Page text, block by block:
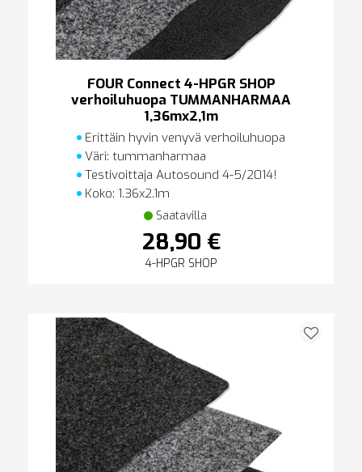
FOUR Connect 4-HPGR SHOP
verhoiluhuopa TUMMANHARMAA
1,36mx2,1m
Erittäin hyvin venyvä verhoiluhuopa
Väri: tummanharmaa
Testivoittaja Autosound 4-5/2014!
Koko: 1.36x2.1m
Saatavilla
28,90 €
4-HPGR SHOP